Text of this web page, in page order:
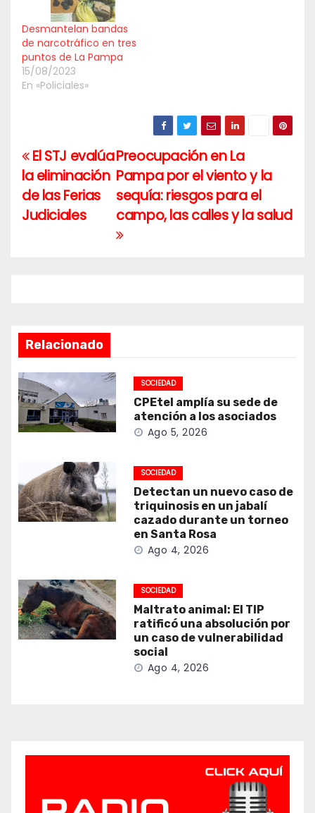
Desmantelan bandas
de narcotráfico en tres
puntos de La Pampa
15/08/2023
En «Policiales»
Navegación
de
entradas
Preocupación en La
Pampa por el viento y la
sequía: riesgos para el
campo, las calles y la salud
El STJ evalúa
la eliminación
de las Ferias
Judiciales
Relacionado
SOCIEDAD
CPEtel amplía su sede de
atención a los asociados
Ago 5, 2026
SOCIEDAD
Detectan un nuevo caso de
triquinosis en un jabalí
cazado durante un torneo
en Santa Rosa
Ago 4, 2026
SOCIEDAD
Maltrato animal: El TIP
ratificó una absolución por
un caso de vulnerabilidad
social
Ago 4, 2026